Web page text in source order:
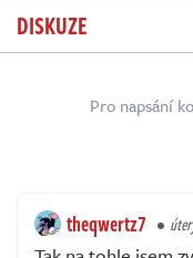
DISKUZE
Pro napsání
theqwertz7